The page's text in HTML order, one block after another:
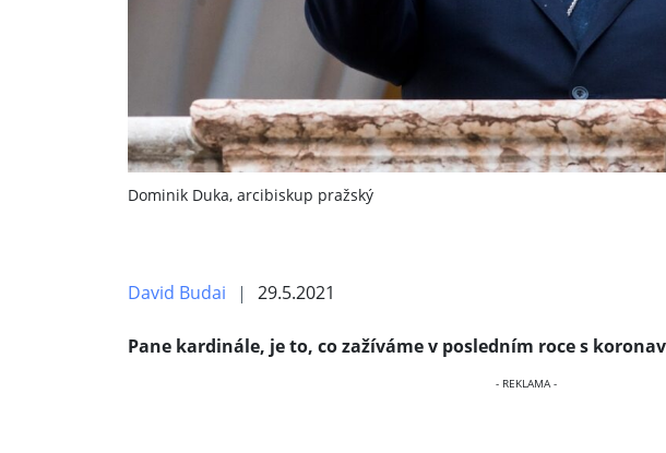
Dominik Duka, arcibiskup pražský
David Budai 29.5.2021
Pane kardinále, je to, co zažíváme v posledním roce s